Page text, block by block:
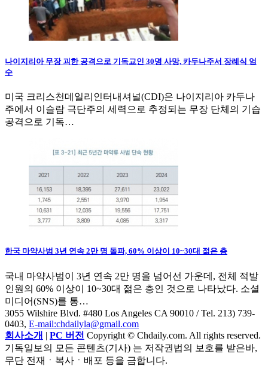
나이지리아 무장 괴한 공격으로 기독교인 30명 사망, 카두나주서 장례식 엄
수
미국 크리스천데일리인터내셔널(CDI)은 나이지리아 카두나
주에서 이슬람 극단주의 세력으로 추정되는 무장 단체의 기습
공격으로 기독…
한국 마약사범 3년 연속 2만 명 돌파, 60% 이상이 10~30대 젊은 층
국내 마약사범이 3년 연속 2만 명을 넘어선 가운데, 전체 적발
인원의 60% 이상이 10~30대 젊은 층인 것으로 나타났다. 소셜
미디어(SNS)를 통…
3055 Wilshire Blvd. #480 Los Angeles CA 90010 / Tel. 213) 739-
0403, E-mail:chdailyla@gmail.com
회사소개 | PC 버전 Copyright © Chdaily.com. All rights reserved.
기독일보의 모든 콘텐츠(기사) 는 저작권법의 보호를 받은바,
무단 전재ㆍ복사ㆍ배포 등을 금합니다.